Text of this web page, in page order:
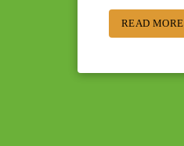
READ MORE